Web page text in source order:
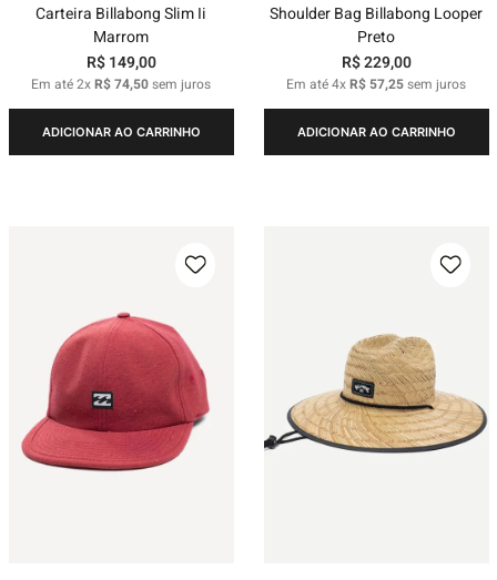
Carteira Billabong Slim Ii
Marrom
R$ 149,00
Em até2xR$74,50sem juros
ADICIONAR AO CARRINHO
Shoulder Bag Billabong Looper
Preto
R$229,00
Em até4xR$ 57,25sem juros
ADICIONAR AO CARRINHO